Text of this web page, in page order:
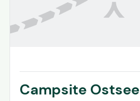
Campsite Ostsee